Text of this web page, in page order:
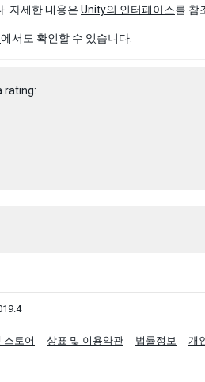
. 자세한 내용은 Unity의 인터페이스를 참
에서도 확인할 수 있습니다.
rating:
스토어 상표 및 이용약관 법률정보 개